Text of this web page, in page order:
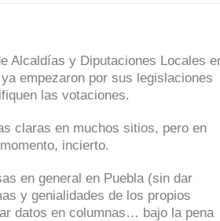
Alcaldías y Diputaciones Locales
empezaron por sus legislaciones
las votaciones.
en muchos sitios, pero en
incierto.
general en Puebla (sin dar
y genialidades de los propios
datos en columnas… bajo la pena